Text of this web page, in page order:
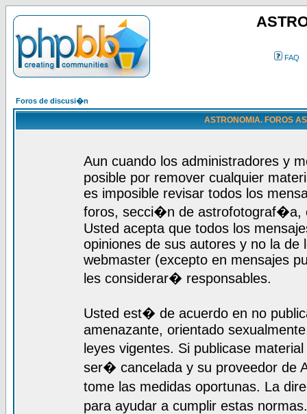
FAQ
Foros de discusi�n
ASTRONOMIA. FOROS
Aun cuando los administradores y
posible por remover cualquier
es imposible revisar todos los
foros, secci�n de astrofotograf�a,
Usted acepta que todos los
opiniones de sus autores y no la
webmaster (excepto en mensajes
les considerar� responsables.
Usted est� de acuerdo en no
amenazante, orientado
leyes vigentes. Si publicase
ser� cancelada y su proveedor de
tome las medidas oportunas. La
para ayudar a cumplir estas